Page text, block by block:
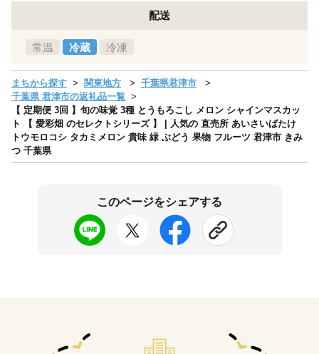
配送
常温 冷蔵 冷凍
まちから探す 関東地方
千葉県君津市
千葉県 君津市の返礼品一覧
【 定期便 3回 】旬の味覚 3種 とうもろこし メロン シャインマスカッ
ト 【 愛彩畑 のセレクトシリーズ 】 | 人気の 直売所 あいさいばたけ
トウモロコシ タカミメロン 貴味 緑 ぶどう 果物 フルーツ 君津市 きみ
つ 千葉県
このページをシェアする